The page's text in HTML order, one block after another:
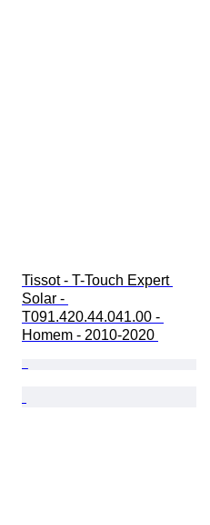
Tissot - T-Touch Expert
Solar -
T091.420.44.041.00 -
Homem - 2010-2020